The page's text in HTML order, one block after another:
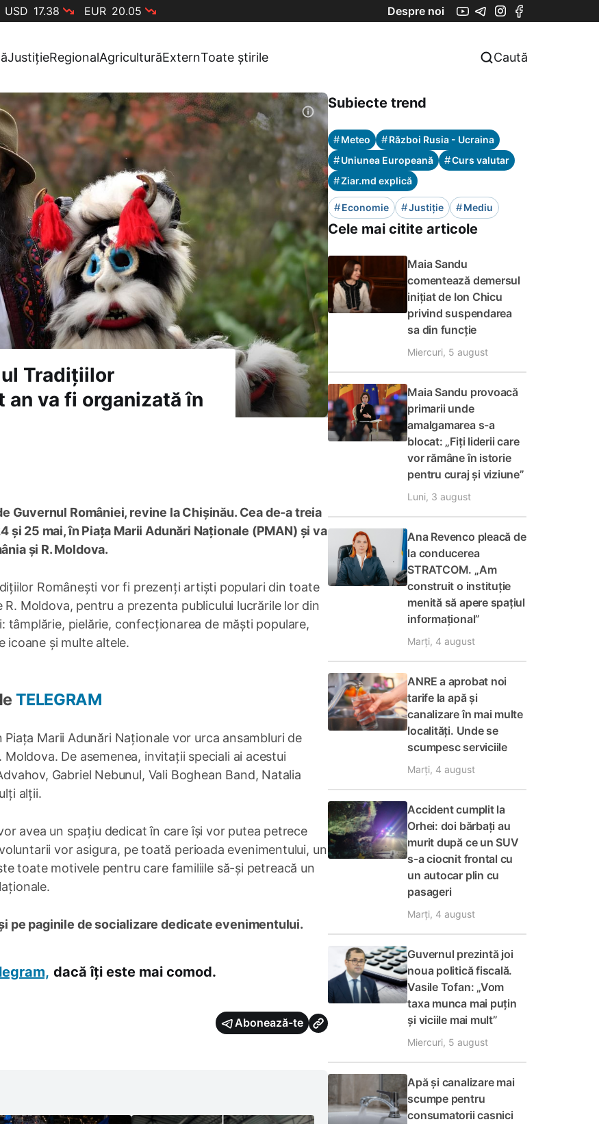
USD 17.38 EUR 20.05 Despre noi
JustițieRegionalAgriculturăExternToate știrile Caută
Tradițiilor
an va fi organizată în
Guvernul României, revine la Chișinău. Cea de-a treia
25 mai, în Piața Marii Adunări Naționale (PMAN) și va
și R. Moldova.
Românești vor fi prezenți artiști populari din toate
Moldova, pentru a prezenta publicului lucrările lor din
pielărie, confecționarea de măști populare,
icoane și multe altele.
TELEGRAM
Marii Adunări Naționale vor urca ansambluri de
De asemenea, invitații speciali ai acestui
Gabriel Nebunul, Vali Boghean Band, Natalia
alții.
avea un spațiu dedicat în care își vor putea petrece
vor asigura, pe toată perioada evenimentului, un
toate motivele pentru care familiile să-și petreacă un
pe paginile de socializare dedicate evenimentului.
dacă îți este mai comod.
Abonează-te
Subiecte trend
#Meteo #Război Rusia - Ucraina
#Uniunea Europeană #Curs valutar
#Ziar.md explică
#Economie #Justiție #Mediu
Cele mai citite articole
Maia Sandu
comentează demersul
inițiat de Ion Chicu
privind suspendarea
sa din funcție
Miercuri, 5 august
Maia Sandu provoacă
primarii unde
amalgamarea s-a
blocat: „Fiți liderii care
vor rămâne în istorie
pentru curaj și viziune”
Luni, 3 august
Ana Revenco pleacă de
la conducerea
STRATCOM. „Am
construit o instituție
menită să apere spațiul
informațional”
Marți, 4 august
ANRE a aprobat noi
tarife la apă și
canalizare în mai multe
localități. Unde se
scumpesc serviciile
Marți, 4 august
Accident cumplit la
Orhei: doi bărbați au
murit după ce un SUV
s-a ciocnit frontal cu
un autocar plin cu
pasageri
Marți, 4 august
Guvernul prezintă joi
noua politică fiscală.
Vasile Tofan: „Vom
taxa munca mai puțin
și viciile mai mult”
Miercuri, 5 august
Apă și canalizare mai
scumpe pentru
consumatorii casnici